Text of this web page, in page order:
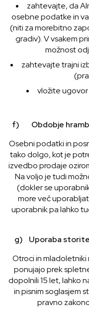
zahtevajte, da
osebne podatke in
(niti za morebitno
gradiv). V vsakem
možnost
zahtevajte trajni
vložite
f) Obdobje
Osebni podatki in
tako dolgo, kot je
izvedbo prodaje
Na voljo je tudi
(dokler se
more več
uporabnik pa lahko
g) Uporaba
Otroci in
ponujajo prek
dopolnili 15 let, lahko
in pisnim soglasjem
pravno